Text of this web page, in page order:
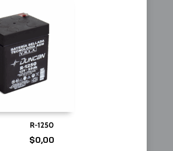
R-1250
$0,00